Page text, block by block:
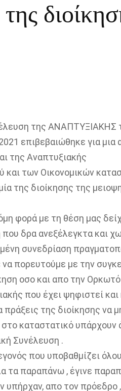
της
επιβεβαιώθηκε για
της Αναπτυξιακής
και των Οικονομικών
της διοίκησης της
φορά με τη θέση μας
δρα ανεξέλεγκτα και
συνεδρίαση
πορευτούμε με την
οσο και απο την
που έχει ψηφιστεί
της διοίκησης να
καταστατικό
Συνέλευση .
που υποβαθμίζει
τα παραπάνω , έγινε
υπήρχαν, απο τον